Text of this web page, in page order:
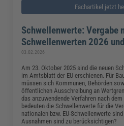
Fachartikel jetzt
Schwellenwerte: Vergabe
Schwellenwerten 2026
03.02.2026
Am 23. Oktober 2025 sind die neuen
im Amtsblatt der EU erschienen. Für
müssen sich Kommunen, Behörden
öffentlichen Ausschreibung an
das anzuwendende Verfahren nach
bedeuten die Schwellenwerte für die
nationalen bzw. EU-Schwellenwerte
Ausnahmen sind zu berücksichtigen?